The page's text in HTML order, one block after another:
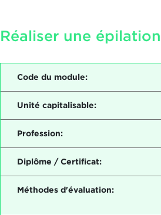
Réaliser une
Code du module:
Unité capitalisable:
Profession:
Diplôme / Certificat:
Méthodes d'évaluation: